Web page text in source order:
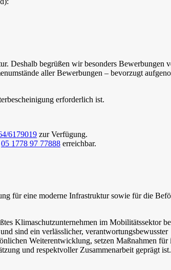
Deshalb begrüßen wir besonders Bewerbungen
aller Bewerbungen – bevorzugt
erforderlich ist.
6179019 zur Verfügung.
05 1778 97 77888 erreichbar.
für eine moderne Infrastruktur sowie für die
Klimaschutzunternehmen im Mobilitätssektor
sind ein verlässlicher, verantwortungsbewusster
Weiterentwicklung, setzen Maßnahmen für
und respektvoller Zusammenarbeit geprägt ist.